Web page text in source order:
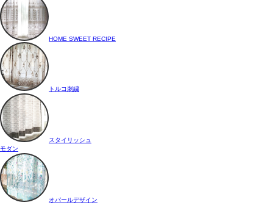
HOME SWEET RECIPE
トルコ刺繍
スタイリッシュ
モダン
オパールデザイン